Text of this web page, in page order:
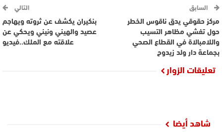
السابق
مركز حقوقي يدق ناقوس الخطر
حول تفشي مظاهر التسيب
واللامبالاة في القطاع الصحي
بجماعة دار ولد زيدوح
التالي
بنكيران يكشف عن ثروته ويهاجم
عصيد والهيني ونيني ويحكي عن
علاقته مع الملك..فيديو
تعليقات الزوار
شاهد أيضا